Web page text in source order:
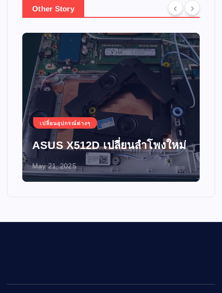
Other Story
เปลี่ยนอุปกรณ์ต่างๆ
ASUS X512D เปลี่ยนลำโพงใหม่
May 21, 2025